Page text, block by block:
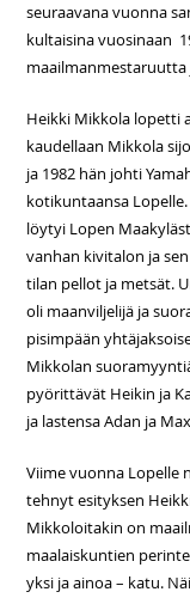
seuraavana vuonna
kultaisina vuosinaan
Heikki Mikkola lopetti
kaudellaan Mikkola
ja 1982 hän johti
kotikuntaansa
löytyi Lopen
vanhan kivitalon ja
tilan pellot ja metsät.
oli maanviljelijä ja
pisimpään
Mikkolan
pyörittävät Heikin ja
ja lastensa Adan ja
Viime vuonna Lopelle
tehnyt esityksen
Mikkoloitakin on
maalaiskuntien
yksi ja ainoa – katu.